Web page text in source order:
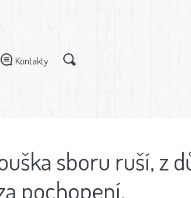
Kontakty
sboru ruší, z
pochopení.